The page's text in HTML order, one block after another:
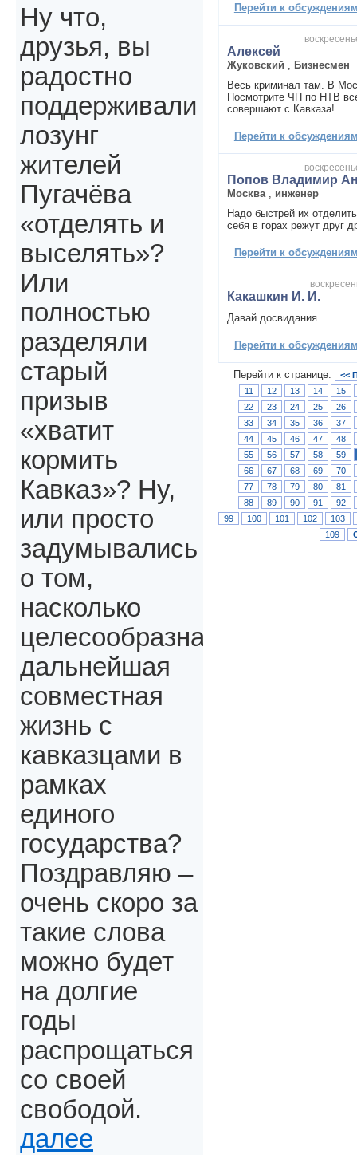
Перейти к
Алексей
Жуковский
Бизнесмен
Весь криминал там. В
Посмотрите ЧП по НТВ
совершают с Кавказа!
Перейти к
Попов Владимир
Москва
инженер
Надо быстрей их
себя в горах режут друг
Перейти к
Какашкин И. И.
Давай досвидания
Перейти к
Перейти к странице:
<<
11
12 13 14
15
22
23 24 25
26
33
34 35 36
37
44
45 46 47
48
55
56 57 58
59
66
67 68 69
70
77
78 79 80
81
88
89 90 91
92
99
100 101 102
103
109
Ну что,
друзья, вы
радостно
поддерживали
лозунг
жителей
Пугачёва
«отделять и
выселять»?
Или
полностью
разделяли
старый
призыв
«хватит
кормить
Кавказ»? Ну,
или просто
задумывались
о том,
насколько
целесообразна
дальнейшая
совместная
жизнь с
кавказцами в
рамках
единого
государства?
Поздравляю –
очень скоро за
такие слова
можно будет
на долгие
годы
распрощаться
со своей
свободой.
далее